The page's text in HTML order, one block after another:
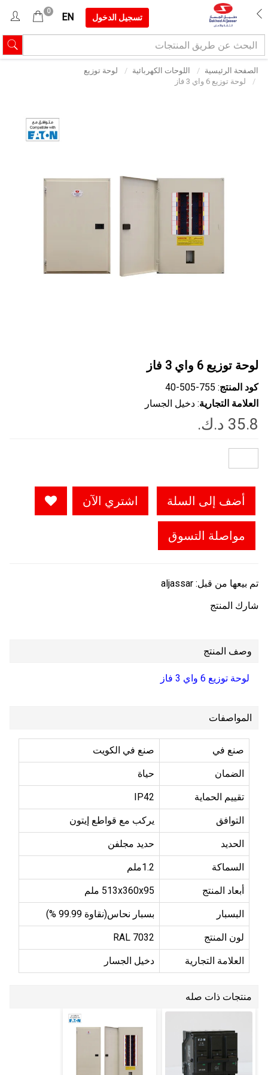
تسجيل الدخول EN
0
الصفحة الرئيسية اللوحات الكهربائية
لوحة توزيع
لوحة توزيع 6 واي 3 فاز
لوحة توزيع 6 واي 3 فاز
كود المنتج: ‎40-505-755
العلامة التجارية: دخيل الجسار
أضف إلى السلة اشتري الآن
مواصلة التسوق
تم بيعها من قبل: aljassar
شارك المنتج
وصف المنتج
لوحة توزيع 6 واي 3 فاز
المواصفات
صنع في صنع في الكويت
الضمان حياة
تقييم الحماية IP42
التوافق يركب مع قواطع إيتون
الحديد حديد مجلفن
السماكة 1.2ملم
أبعاد المنتج 513x360x95 ملم
البسبار بسبار نحاس(نقاوة 99.99 %)
لون المنتج RAL 7032
العلامة التجارية دخيل الجسار
منتجات ذات صله